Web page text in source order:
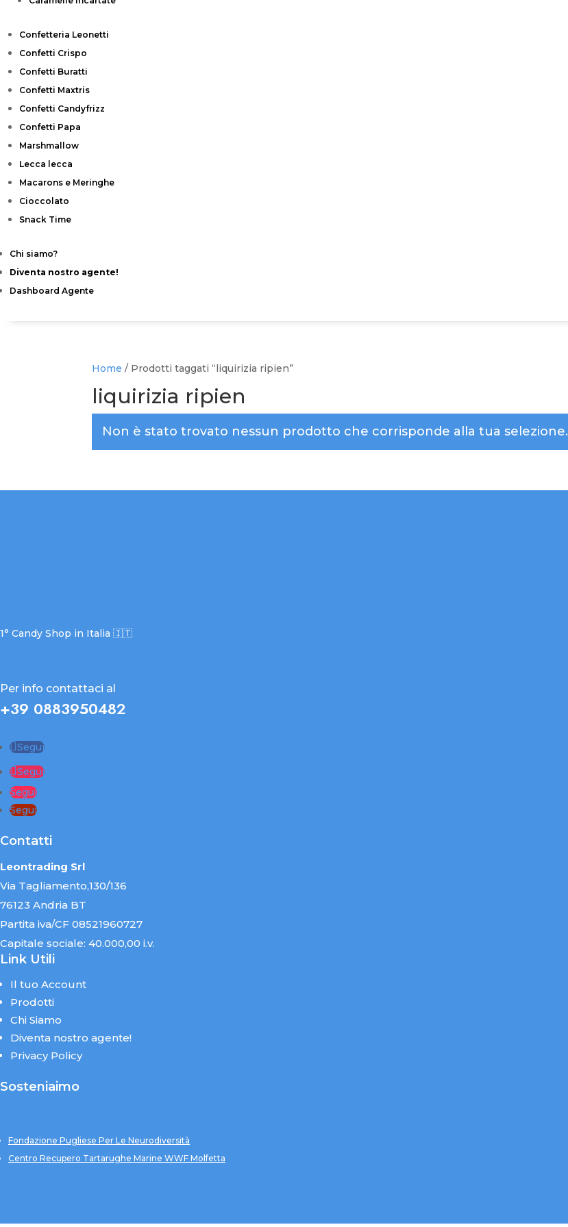
Confetteria Leonetti
Confetti Crispo
Confetti Buratti
Confetti Maxtris
Confetti Candyfrizz
Confetti Papa
Marshmallow
Lecca lecca
Macarons e Meringhe
Cioccolato
Snack Time
Chi siamo?
Diventa nostro agente!
Dashboard Agente
Home / Prodotti taggati “liquirizia ripien”
liquirizia ripien
Non è stato trovato nessun prodotto che corrisponde alla tua selezione.
1° Candy Shop in Italia 🇮🇹
Per info contattaci al
+39 0883950482
Segui
Segui
Segui
Segui
Contatti
Leontrading Srl
Via Tagliamento,130/136
76123 Andria BT
Partita iva/CF 08521960727
Capitale sociale: 40.000,00 i.v.
Link Utili
Il tuo Account
Prodotti
Chi Siamo
Diventa nostro agente!
Privacy Policy
Sosteniaimo
Fondazione Pugliese Per Le Neurodiversità
Centro Recupero Tartarughe Marine WWF Molfetta